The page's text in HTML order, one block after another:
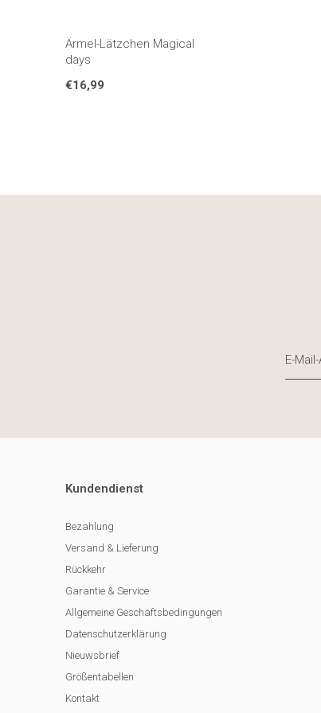
Ärmel-Lätzchen Magical
days
€16,99
Kundendienst
Bezahlung
Versand & Lieferung
Rückkehr
Garantie & Service
Allgemeine Geschäftsbedingungen
Datenschutzerklärung
Nieuwsbrief
Größentabellen
Kontakt